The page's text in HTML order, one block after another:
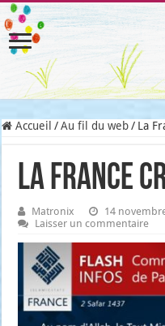
Accueil / Au fil du web / La
La France
Matronix 14
Laisser un commentaire